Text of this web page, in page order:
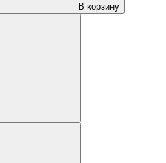
В корзину